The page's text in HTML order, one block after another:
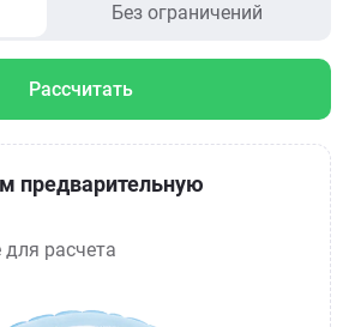
Без ограничений
Рассчитать
предварительную
расчета